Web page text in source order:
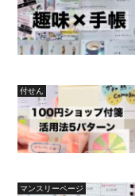
付せん
マンスリーページ